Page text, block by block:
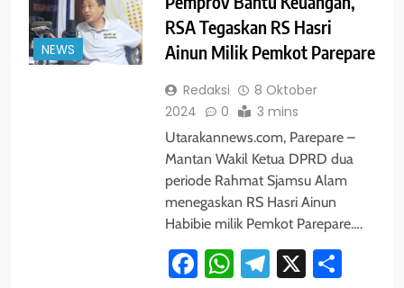
NEWS
RSA Tegaskan RS Hasri
Ainun Milik Pemkot Parepare
Redaksi
8 Oktober
2024
0 3 mins
Utarakannews.com, Parepare –
Mantan Wakil Ketua DPRD dua
periode Rahmat Sjamsu Alam
menegaskan RS Hasri Ainun
Habibie milik Pemkot Parepare….
Facebook
WhatsApp
Telegram
X